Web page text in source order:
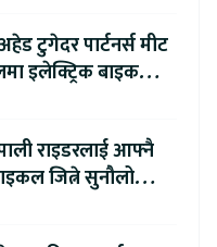
टुगेदर पार्टनर्स मीट
इलेक्ट्रिक बाइक
राइडरलाई आफ्नै
जित्ने सुनौलो